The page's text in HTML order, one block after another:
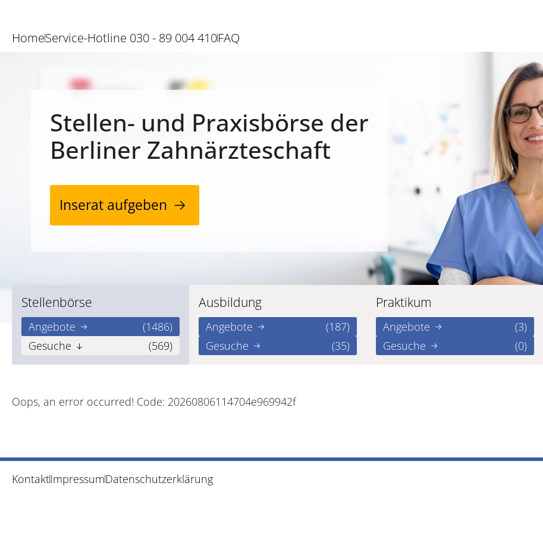
HomeService-Hotline 030 - 89 004 410FAQ
Stellen- und Praxisbörse der
Berliner Zahnärzteschaft
Inserat aufgeben
Stellenbörse
Angebote
(1486)
Gesuche
(569)
Ausbildung
Angebote
(187)
Gesuche
(35)
Praktikum
Angebote
(3)
Gesuche
(0)
Oops, an error occurred! Code: 20260806114704e969942f
KontaktImpressumDatenschutzerklärung